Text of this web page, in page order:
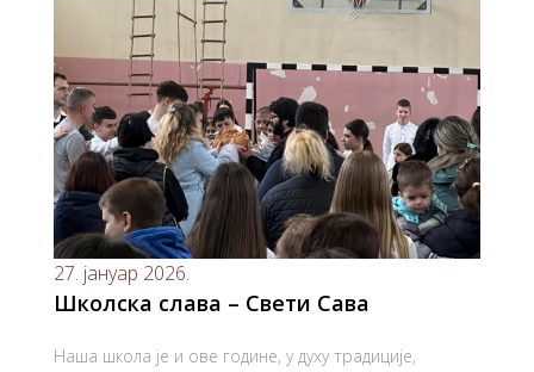
27. јануар 2026.
Школска слава – Свети Сава
Наша школа је и ове године, у духу традиције,